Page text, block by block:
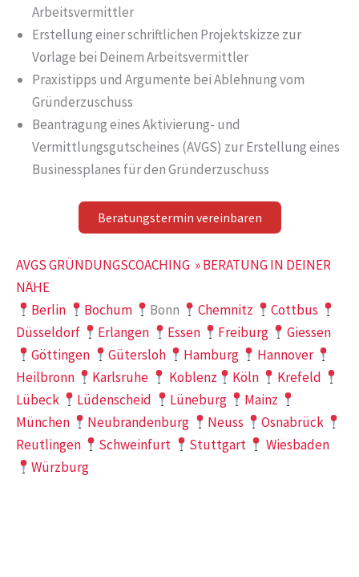
Arbeitsvermittler
Erstellung einer schriftlichen Projektskizze zur
Vorlage bei Deinem Arbeitsvermittler
Praxistipps und Argumente bei Ablehnung vom
Gründerzuschuss
Beantragung eines Aktivierung- und
Vermittlungsgutscheines (AVGS) zur Erstellung eines
Businessplanes für den Gründerzuschuss
Beratungstermin vereinbaren
AVGS GRÜNDUNGSCOACHING » BERATUNG IN DEINER
NÄHE
Berlin
Bochum Bonn Chemnitz
Cottbus
Düsseldorf
Erlangen Essen Freiburg
Giessen
Göttingen
Gütersloh Hamburg
Hannover
Heilbronn
Karlsruhe Koblenz Köln
Krefeld
Lübeck
Lüdenscheid Lüneburg
Mainz
München
Neubrandenburg Neuss
Osnabrück
Reutlingen
Schweinfurt Stuttgart
Wiesbaden
Würzburg